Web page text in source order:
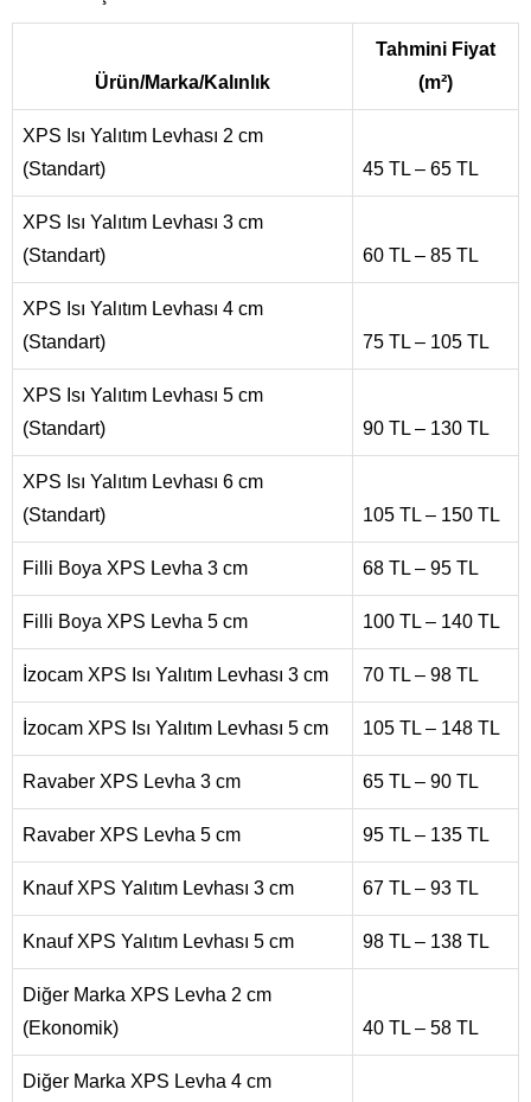
Ürün/Marka/Kalınlık
Tahmini Fiyat
(m²)
XPS Isı Yalıtım Levhası 2 cm
(Standart)
45 TL – 65 TL
XPS Isı Yalıtım Levhası 3 cm
(Standart)
60 TL – 85 TL
XPS Isı Yalıtım Levhası 4 cm
(Standart)
75 TL – 105 TL
XPS Isı Yalıtım Levhası 5 cm
(Standart)
90 TL – 130 TL
XPS Isı Yalıtım Levhası 6 cm
(Standart)
105 TL – 150 TL
Filli Boya XPS Levha 3 cm 68 TL – 95 TL
Filli Boya XPS Levha 5 cm 100 TL – 140 TL
İzocam XPS Isı Yalıtım Levhası 3 cm 70 TL – 98 TL
İzocam XPS Isı Yalıtım Levhası 5 cm 105 TL – 148 TL
Ravaber XPS Levha 3 cm 65 TL – 90 TL
Ravaber XPS Levha 5 cm 95 TL – 135 TL
Knauf XPS Yalıtım Levhası 3 cm 67 TL – 93 TL
Knauf XPS Yalıtım Levhası 5 cm 98 TL – 138 TL
Diğer Marka XPS Levha 2 cm
(Ekonomik)
40 TL – 58 TL
Diğer Marka XPS Levha 4 cm